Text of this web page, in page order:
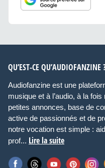
QU’EST-CE QU’AUDIOFANZINE
Audiofanzine est une
musique et à l’audio, à la
petites annonces, base de
active de passionnés et de
notre vocation est simple :
prof... Lire la suite